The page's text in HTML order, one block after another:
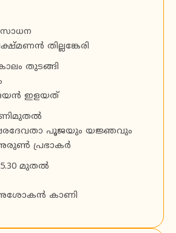
തില്ലങ്കേരി
തുടങ്ങി
ഇളയത്
പൂജയും യജ്ഞവും
പ്രഭാകർ
മുതൽ
കാണി